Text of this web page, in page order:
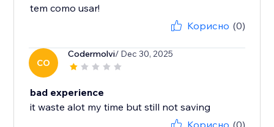
tem como usar!
Корисно (0)
CO
Codermolvi/ Dec 30, 2025
bad experience
it waste alot my time but still not saving